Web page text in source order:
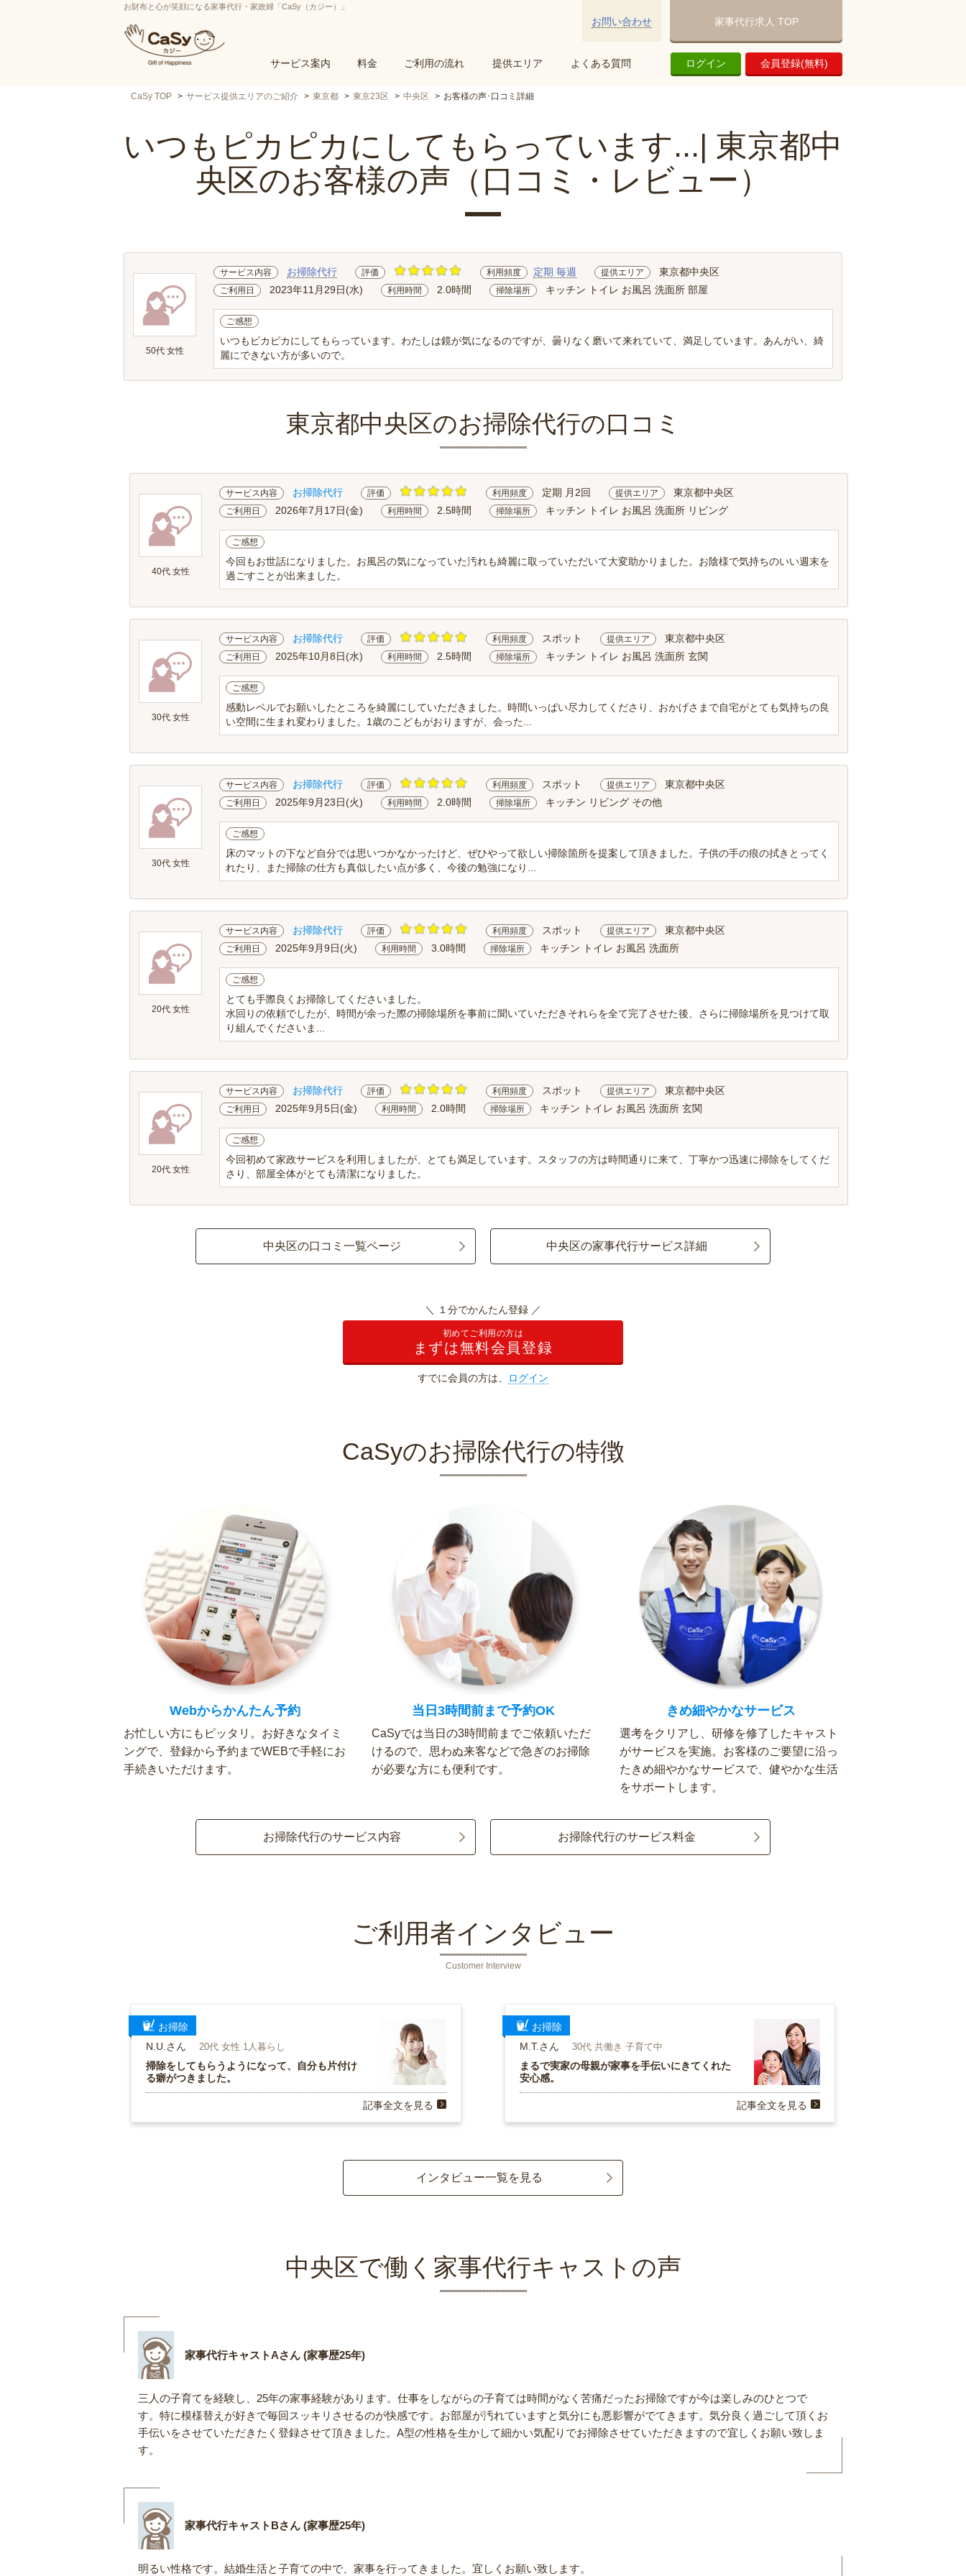
お財布と心が笑顔になる家事代行・家政婦「CaSy（カジー）」
サービス案内 料金 ご利用の流れ 提供エリア よくある質問 ログイン 会員登録(無料)
お問い合わせ 家事代行求人 TOP
CaSy TOP サービス提供エリアのご紹介 東京都 東京23区 中央区 お客様の声･口コミ詳細
いつもピカピカにしてもらっています...| 東京都中
央区のお客様の声（口コミ・レビュー）
50代 女性
サービス内容 お掃除代行 評価 利用頻度 定期 毎週 提供エリア 東京都中央区
ご利用日 2023年11月29日(水) 利用時間 2.0時間 掃除場所 キッチン トイレ お風呂 洗面所 部屋
ご感想
いつもピカピカにしてもらっています。わたしは鏡が気になるのですが、曇りなく磨いて来れていて、満足しています。あんがい、綺
麗にできない方が多いので。
東京都中央区のお掃除代行の口コミ
40代 女性
サービス内容 お掃除代行 評価 利用頻度 定期 月2回 提供エリア 東京都中央区
ご利用日 2026年7月17日(金) 利用時間 2.5時間 掃除場所 キッチン トイレ お風呂 洗面所 リビング
ご感想
今回もお世話になりました。お風呂の気になっていた汚れも綺麗に取っていただいて大変助かりました。お陰様で気持ちのいい週末を
過ごすことが出来ました。
30代 女性
サービス内容 お掃除代行 評価 利用頻度 スポット 提供エリア 東京都中央区
ご利用日 2025年10月8日(水) 利用時間 2.5時間 掃除場所 キッチン トイレ お風呂 洗面所 玄関
ご感想
感動レベルでお願いしたところを綺麗にしていただきました。時間いっぱい尽力してくださり、おかげさまで自宅がとても気持ちの良
い空間に生まれ変わりました。1歳のこどもがおりますが、会った...
30代 女性
サービス内容 お掃除代行 評価 利用頻度 スポット 提供エリア 東京都中央区
ご利用日 2025年9月23日(火) 利用時間 2.0時間 掃除場所 キッチン リビング その他
ご感想
床のマットの下など自分では思いつかなかったけど、ぜひやって欲しい掃除箇所を提案して頂きました。子供の手の痕の拭きとってく
れたり、また掃除の仕方も真似したい点が多く、今後の勉強になり...
20代 女性
サービス内容 お掃除代行 評価 利用頻度 スポット 提供エリア 東京都中央区
ご利用日 2025年9月9日(火) 利用時間 3.0時間 掃除場所 キッチン トイレ お風呂 洗面所
ご感想
とても手際良くお掃除してくださいました。
水回りの依頼でしたが、時間が余った際の掃除場所を事前に聞いていただきそれらを全て完了させた後、さらに掃除場所を見つけて取
り組んでくださいま...
20代 女性
サービス内容 お掃除代行 評価 利用頻度 スポット 提供エリア 東京都中央区
ご利用日 2025年9月5日(金) 利用時間 2.0時間 掃除場所 キッチン トイレ お風呂 洗面所 玄関
ご感想
今回初めて家政サービスを利用しましたが、とても満足しています。スタッフの方は時間通りに来て、丁寧かつ迅速に掃除をしてくだ
さり、部屋全体がとても清潔になりました。
中央区の口コミ一覧ページ 中央区の家事代行サービス詳細
＼ １分でかんたん登録 ／
初めてご利用の方は
まずは無料会員登録
すでに会員の方は、 ログイン
CaSyのお掃除代行の特徴
Webからかんたん予約
お忙しい方にもピッタリ。お好きなタイミ
ングで、登録から予約までWEBで手軽にお
手続きいただけます。
当日3時間前まで予約OK
CaSyでは当日の3時間前までご依頼いただ
けるので、思わぬ来客などで急ぎのお掃除
が必要な方にも便利です。
きめ細やかなサービス
選考をクリアし、研修を修了したキャスト
がサービスを実施。お客様のご要望に沿っ
たきめ細やかなサービスで、健やかな生活
をサポートします。
お掃除代行のサービス内容 お掃除代行のサービス料金
ご利用者インタビュー
Customer Interview
お掃除
N.U.さん
20代 女性 1人暮らし
掃除をしてもらうようになって、自分も片付け
る癖がつきました。
記事全文を見る
お掃除
M.T.さん
30代 共働き 子育て中
まるで実家の母親が家事を手伝いにきてくれた
安心感。
記事全文を見る
インタビュー一覧を見る
中央区で働く家事代行キャストの声
家事代行キャストAさん (家事歴25年)
三人の子育てを経験し、25年の家事経験があります。仕事をしながらの子育ては時間がなく苦痛だったお掃除ですが今は楽しみのひとつで
す。特に模様替えが好きで毎回スッキリさせるのが快感です。お部屋が汚れていますと気分にも悪影響がでてきます。気分良く過ごして頂くお
手伝いをさせていただきたく登録させて頂きました。A型の性格を生かして細かい気配りでお掃除させていただきますので宜しくお願い致しま
す。
家事代行キャストBさん (家事歴25年)
明るい性格です。結婚生活と子育ての中で、家事を行ってきました。宜しくお願い致します。